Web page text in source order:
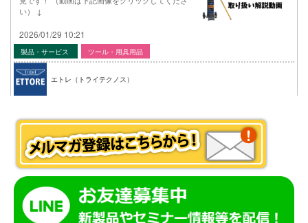
い） ↓
2026/01/29 10:21
製品・サービス ツール・用具用品
エトレ（トライテクノス）